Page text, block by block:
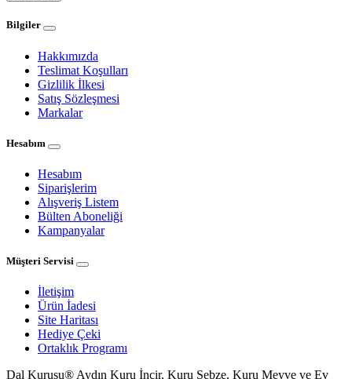
Bilgiler
Hakkımızda
Teslimat Koşulları
Gizlilik İlkesi
Satış Sözleşmesi
Markalar
Hesabım
Hesabım
Siparişlerim
Alışveriş Listem
Bülten Aboneliği
Kampanyalar
Müşteri Servisi
İletişim
Ürün İadesi
Site Haritası
Hediye Çeki
Ortaklık Programı
Dal Kurusu® Aydın Kuru İncir, Kuru Sebze, Kuru Meyve ve Ev